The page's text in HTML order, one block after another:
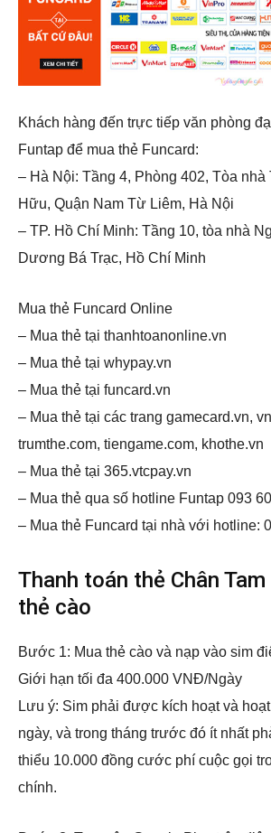
Khách hàng đến trực tiếp văn phòng
Funtap để mua thẻ Funcard:
– Hà Nội: Tầng 4, Phòng 402, Tòa nhà
Hữu, Quận Nam Từ Liêm, Hà Nội
– TP. Hồ Chí Minh: Tầng 10, tòa nhà
Dương Bá Trạc, Hồ Chí Minh
Mua thẻ Funcard Online
– Mua thẻ tại thanhtoanonline.vn
– Mua thẻ tại whypay.vn
– ​​Mua thẻ tại funcard.vn
– Mua thẻ tại các trang gamecard.vn,
trumthe.com, tiengame.com, khothe.vn
– Mua thẻ tại 365.vtcpay.vn
– Mua thẻ qua số hotline Funtap 093
– Mua thẻ Funcard tại nhà với hotline:
Thanh toán thẻ Chân Tam
thẻ cào
Bước 1: Mua thẻ cào và nạp vào sim
Giới hạn tối đa 400.000 VNĐ/Ngày
Lưu ý: Sim phải được kích hoạt và
ngày, và trong tháng trước đó ít nhất
thiểu 10.000 đồng cước phí cuộc gọi
chính.